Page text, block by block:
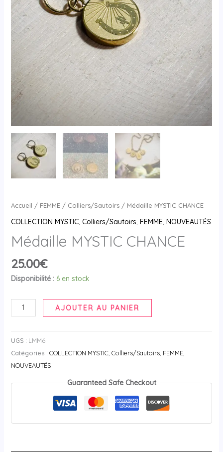
Accueil / FEMME/ Colliers/Sautoirs/ Médaille MYSTIC CHANCE
COLLECTION MYSTIC, Colliers/Sautoirs, FEMME, NOUVEAUTÉS
Médaille MYSTIC CHANCE
25.00€
Disponibilité : 6 en stock
AJOUTER AU PANIER
UGS : LMM6
Catégories : COLLECTION MYSTIC, Colliers/Sautoirs, FEMME,
NOUVEAUTÉS
Guaranteed Safe Checkout